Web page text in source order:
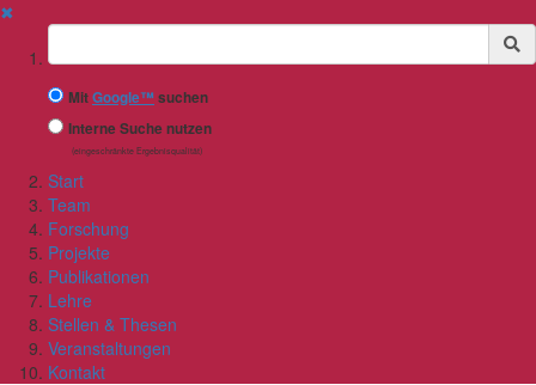
✖
Suchbegriff
MitGoogle™ suchen
Interne Suche nutzen
(eingeschränkte Ergebnisqualität)
Start
Team
Forschung
Projekte
Publikationen
Lehre
Stellen & Thesen
Veranstaltungen
Kontakt